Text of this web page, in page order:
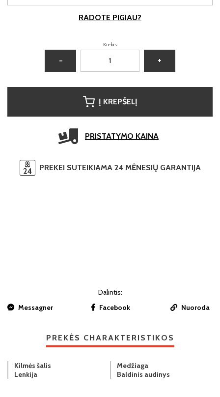
RADOTE PIGIAU?
Kiekis:
− +
Į KREPŠELĮ
PRISTATYMO KAINA
PREKEI SUTEIKIAMA 24 MĖNESIŲ GARANTIJA
Dalintis:
Messagner
Facebook Nuoroda
PREKĖS CHARAKTERISTIKOS
Kilmės šalis
Lenkija
Medžiaga
Baldinis audinys